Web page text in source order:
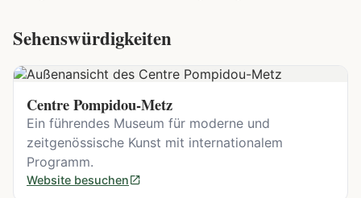
Sehenswürdigkeiten
Centre Pompidou-Metz
Ein führendes Museum für moderne und
zeitgenössische Kunst mit internationalem
Programm.
Website besuchen